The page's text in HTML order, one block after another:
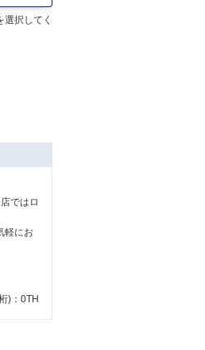
択してく
ではロ
軽にお
)：0TH